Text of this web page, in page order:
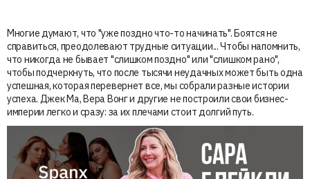
Многие думают, что "уже поздно что-то начинать". Боятся не
справиться, преодолевают трудные ситуации... Чтобы напомнить,
что никогда не бывает "слишком поздно" или "слишком рано",
чтобы подчеркнуть, что после тысячи неудачных может быть одна
успешная, которая перевернет все, мы собрали разные истории
успеха. Джек Ма, Вера Вонг и другие не построили свои бизнес-
империи легко и сразу: за их плечами стоит долгий путь.